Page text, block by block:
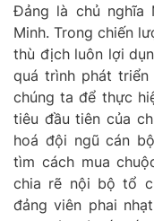
Đảng là chủ
Minh. Trong chiến
thù địch luôn lợi
quá trình phát
chúng ta để thực
tiêu đầu tiên của
hoá đội ngũ cán
tìm cách mua
chia rẽ nội bộ tổ
đảng viên phai